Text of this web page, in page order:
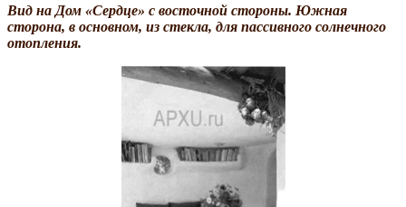
Вид на Дом «Сердце» с восточной стороны. Южная
сторона, в основном, из стекла, для пассивного солнечного
отопления.